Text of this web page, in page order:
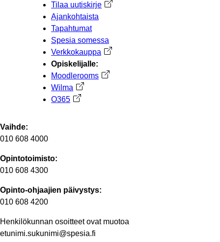
Tilaa uutiskirje Avautuu uuteen välilehteen
Ajankohtaista
Tapahtumat
Spesia somessa
Verkkokauppa Avautuu uuteen välilehteen
Opiskelijalle:
Moodlerooms Avautuu uuteen välilehteen
Wilma Avautuu uuteen välilehteen
O365 Avautuu uuteen välilehteen
Vaihde:
010 608 4000
Opintotoimisto:
010 608 4300
Opinto-ohjaajien päivystys:
010 608 4200
Henkilökunnan osoitteet ovat muotoa
etunimi.sukunimi@spesia.fi